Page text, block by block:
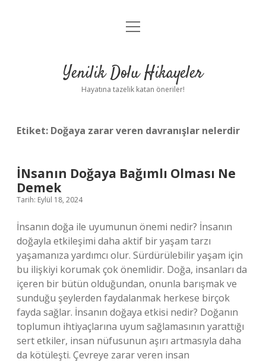
Anasayfa
Yasal Uyarı
menüyü
Yenilik Dolu Hikayeler
Hayatına tazelik katan öneriler!
Etiket: Doğaya zarar veren davranışlar nelerdir
İNsanın Doğaya Bağımlı Olması Ne
Demek
Tarih: Eylül 18, 2024
İnsanın doğa ile uyumunun önemi nedir? İnsanın
doğayla etkileşimi daha aktif bir yaşam tarzı
yaşamanıza yardımcı olur. Sürdürülebilir yaşam için
bu ilişkiyi korumak çok önemlidir. Doğa, insanları da
içeren bir bütün olduğundan, onunla barışmak ve
sunduğu şeylerden faydalanmak herkese birçok
fayda sağlar. İnsanın doğaya etkisi nedir? Doğanın
toplumun ihtiyaçlarına uyum sağlamasının yarattığı
sert etkiler, insan nüfusunun aşırı artmasıyla daha
da kötüleşti. Çevreye zarar veren insan